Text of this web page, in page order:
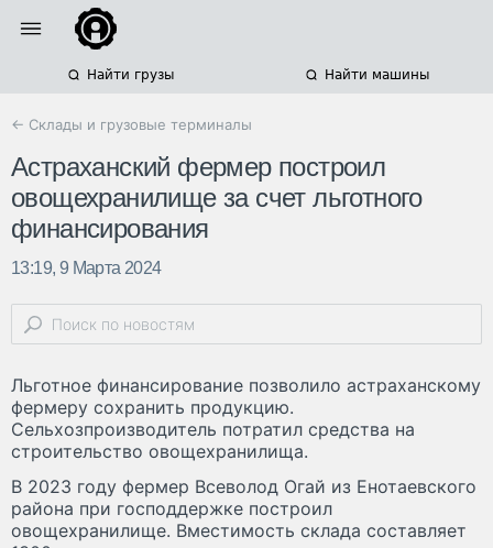
Найти грузы Найти машины
← Склады и грузовые терминалы
Астраханский фермер построил
овощехранилище за счет льготного
финансирования
13:19, 9 Марта 2024
Льготное финансирование позволило астраханскому
фермеру сохранить продукцию.
Сельхозпроизводитель потратил средства на
строительство овощехранилища.
В 2023 году фермер Всеволод Огай из Енотаевского
района при господдержке построил
овощехранилище. Вместимость склада составляет